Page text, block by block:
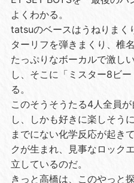
よくわかる。
tatsuのベースはうねりまく
ターリフを弾きまくり、椎
たっぷりなボーカルで激し
し、そこに「ミスター8ビ
る。
このそうそうたる4人全員
し、しかも好きに楽しそう
までにない化学反応が起き
クが生まれ、見事なロック
立しているのだ。
きっと高橋は、このやっと